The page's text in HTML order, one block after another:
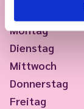
Montag
Dienstag
Mittwoch
Donnerstag
Freitag